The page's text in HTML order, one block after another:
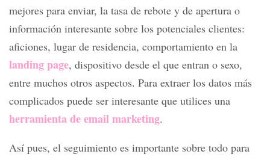
mejores para enviar, la tasa de rebote y de apertura o
información interesante sobre los potenciales clientes:
aficiones, lugar de residencia, comportamiento en la
landing page, dispositivo desde el que entran o sexo,
entre muchos otros aspectos. Para extraer los datos más
complicados puede ser interesante que utilices una
herramienta de email marketing.
Así pues, el seguimiento es importante sobre todo para